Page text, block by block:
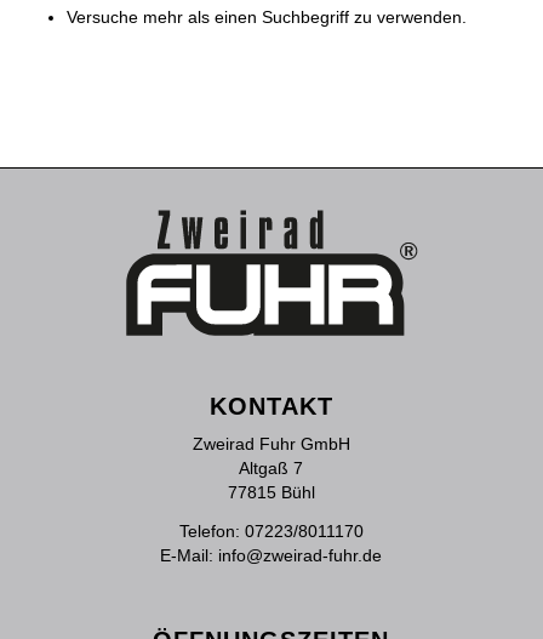
Versuche mehr als einen Suchbegriff zu verwenden.
KONTAKT
Zweirad Fuhr GmbH
Altgaß 7
77815 Bühl
Telefon: 07223/8011170
E-Mail: info@zweirad-fuhr.de